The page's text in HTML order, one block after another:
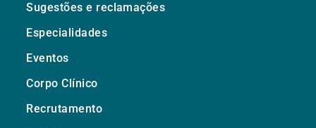
Sugestões e reclamações
Especialidades
Eventos
Corpo Clínico
Recrutamento